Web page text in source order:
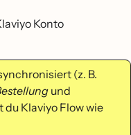
Konto
(z. B.
und
du Klaviyo Flow wie